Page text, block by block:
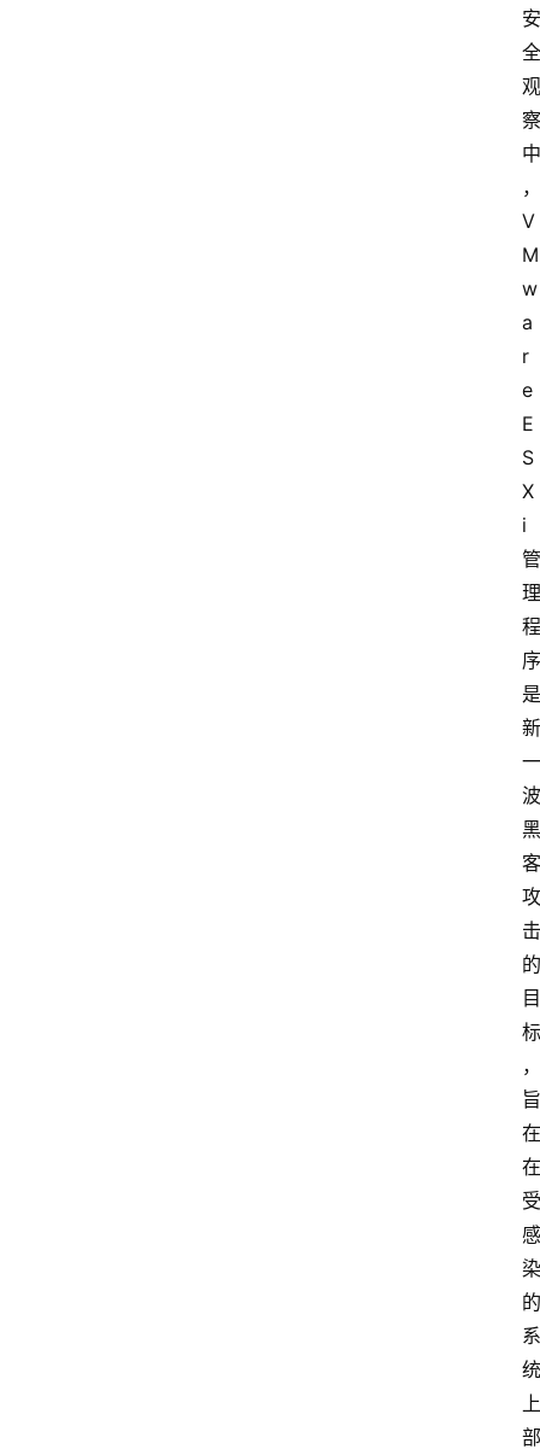
安
全
观
察
中
，
V
M
w
a
r
e
E
S
X
i
管
理
程
序
是
新
一
波
黑
客
攻
击
的
目
标
，
旨
在
在
受
感
染
的
系
统
上
部